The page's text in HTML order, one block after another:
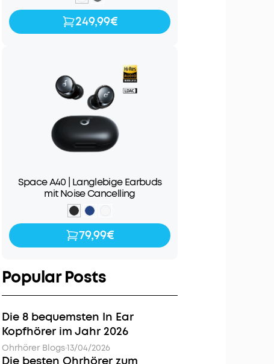
249,99€
249,99€
Space A40 | Langlebige Earbuds
mit Noise Cancelling
79,99€
79,99€
Popular Posts
Die 8 bequemsten In Ear
Kopfhörer im Jahr 2026
Ohrhörer Blogs·13/04/2026
Die besten Ohrhörer zum